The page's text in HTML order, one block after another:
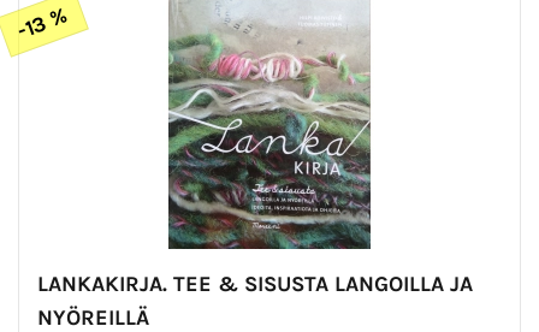
-13 %
LANKAKIRJA. TEE & SISUSTA LANGOILLA JA
NYÖREILLÄ